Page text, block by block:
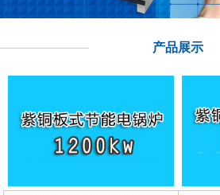
产品展示